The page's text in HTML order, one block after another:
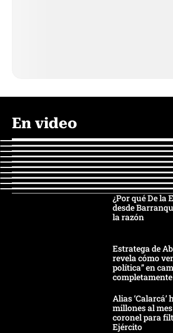
En video
¿Por qué De la
desde
la razón
Estratega de
revela cómo
política” en
completamente
Alias
millones al
coronel para
Ejército